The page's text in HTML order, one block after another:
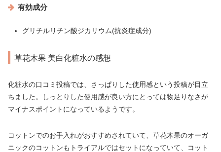
有効成分
グリチルリチン酸ジカリウム(抗炎症成分)
草花木果 美白化粧水の感想
化粧水の口コミ投稿では、さっぱりした使用感という投稿が目立
ちました。しっとりした使用感が良い方にとっては物足りなさが
マイナスポイントになっているようです。
コットンでのお手入れがおすすめされていて、草花木果のオーガ
ニックのコットンもトライアルではセットになっていて、コット